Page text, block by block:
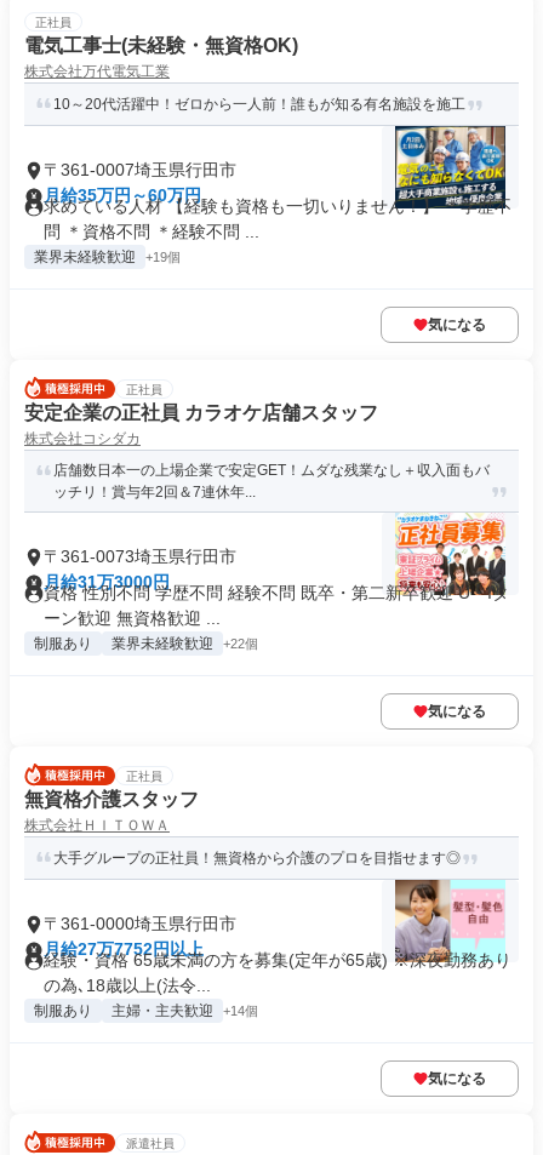
正社員
電気工事士(未経験・無資格OK)
株式会社万代電気工業
10～20代活躍中！ゼロから一人前！誰もが知る有名施設を施工
〒361-0007埼玉県行田市
月給35万円～60万円
求めている人材 【経験も資格も一切いりません！】 ＊学歴不
問 ＊資格不問 ＊経験不問 ...
業界未経験歓迎 +19個
気になる
正社員
安定企業の正社員 カラオケ店舗スタッフ
株式会社コシダカ
店舗数日本一の上場企業で安定GET！ムダな残業なし＋収入面もバ
ッチリ！賞与年2回＆7連休年...
〒361-0073埼玉県行田市
月給31万3000円
資格 性別不問 学歴不問 経験不問 既卒・第二新卒歓迎 U・Iタ
ーン歓迎 無資格歓迎 ...
制服あり 業界未経験歓迎 +22個
気になる
正社員
無資格介護スタッフ
株式会社ＨＩＴＯＷＡ
大手グループの正社員！無資格から介護のプロを目指せます◎
〒361-0000埼玉県行田市
月給27万7752円以上
経験・資格 65歳未満の方を募集(定年が65歳) ※深夜勤務あり
の為､18歳以上(法令...
制服あり 主婦・主夫歓迎 +14個
気になる
派遣社員